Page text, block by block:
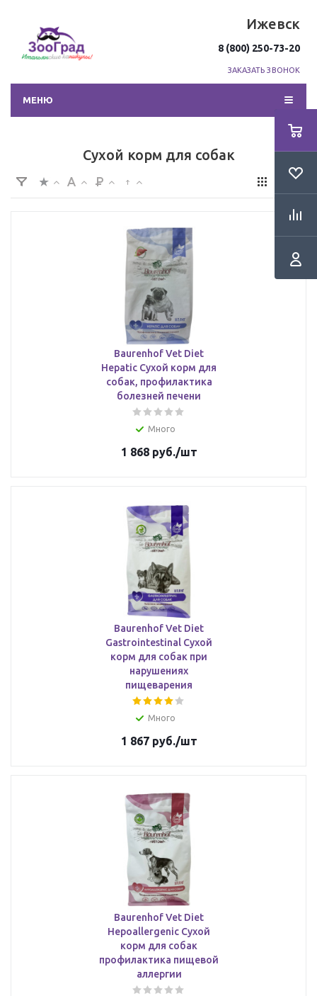
Ижевск
8 (800) 250-73-20
ЗАКАЗАТЬ ЗВОНОК
МЕНЮ
Сухой корм для собак
Baurenhof Vet Diet
Hepatic Сухой корм для
собак, профилактика
болезней печени
Много
1 868руб./шт
Baurenhof Vet Diet
Gastrointestinal Сухой
корм для собак при
нарушениях
пищеварения
Много
1 867руб./шт
Baurenhof Vet Diet
Hepoallergenic Сухой
корм для собак
профилактика пищевой
аллергии